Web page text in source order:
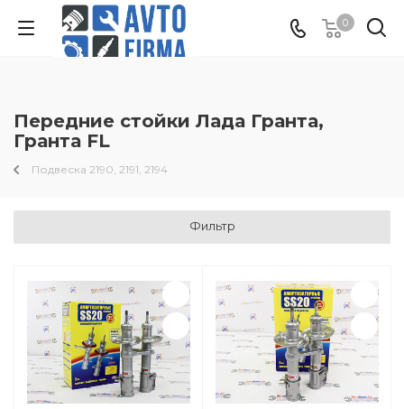
0
Передние стойки Лада Гранта,
Гранта FL
Подвеска 2190, 2191, 2194
Фильтр